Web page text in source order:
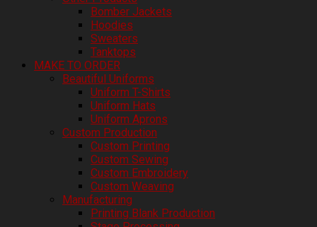
Bomber Jackets
Hoodies
Sweaters
Tanktops
MAKE TO ORDER
Beautiful Uniforms
Uniform T-Shirts
Uniform Hats
Uniform Aprons
Custom Production
Custom Printing
Custom Sewing
Custom Embroidery
Custom Weaving
Manufacturing
Printing Blank Production